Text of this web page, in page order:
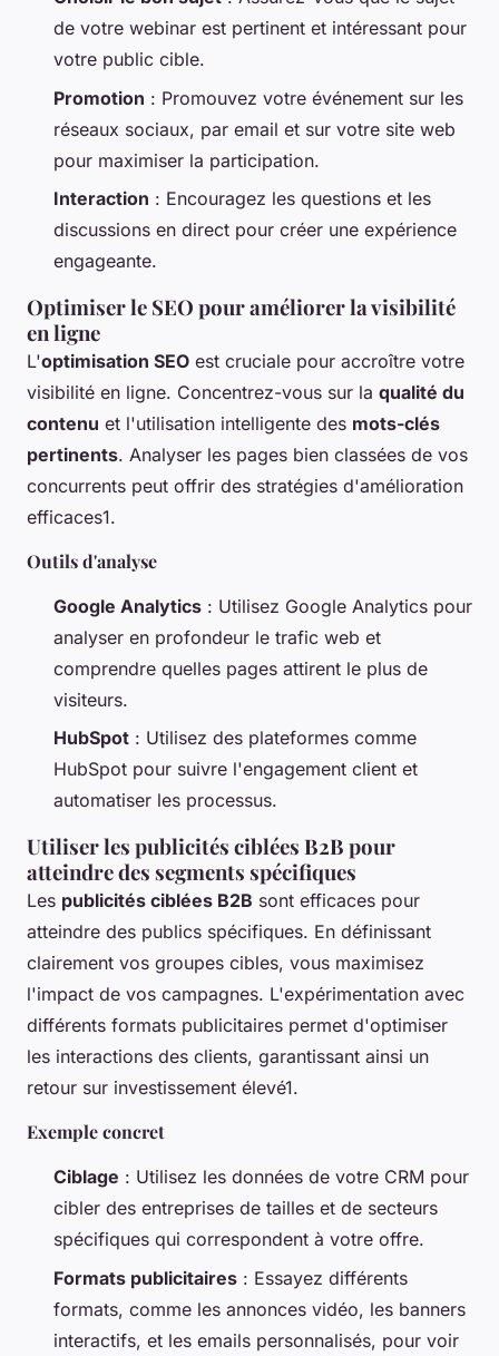
de votre webinar est pertinent et intéressant pour
votre public cible.
Promotion : Promouvez votre événement sur les
réseaux sociaux, par email et sur votre site web
pour maximiser la participation.
Interaction : Encouragez les questions et les
discussions en direct pour créer une expérience
engageante.
Optimiser le SEO pour améliorer la visibilité
en ligne
L'optimisation SEO est cruciale pour accroître votre
visibilité en ligne. Concentrez-vous sur la qualité du
contenu et l'utilisation intelligente des mots-clés
pertinents. Analyser les pages bien classées de vos
concurrents peut offrir des stratégies d'amélioration
efficaces1.
Outils d'analyse
Google Analytics : Utilisez Google Analytics pour
analyser en profondeur le trafic web et
comprendre quelles pages attirent le plus de
visiteurs.
HubSpot : Utilisez des plateformes comme
HubSpot pour suivre l'engagement client et
automatiser les processus.
Utiliser les publicités ciblées B2B pour
atteindre des segments spécifiques
Les publicités ciblées B2B sont efficaces pour
atteindre des publics spécifiques. En définissant
clairement vos groupes cibles, vous maximisez
l'impact de vos campagnes. L'expérimentation avec
différents formats publicitaires permet d'optimiser
les interactions des clients, garantissant ainsi un
retour sur investissement élevé1.
Exemple concret
Ciblage : Utilisez les données de votre CRM pour
cibler des entreprises de tailles et de secteurs
spécifiques qui correspondent à votre offre.
Formats publicitaires : Essayez différents
formats, comme les annonces vidéo, les banners
interactifs, et les emails personnalisés, pour voir